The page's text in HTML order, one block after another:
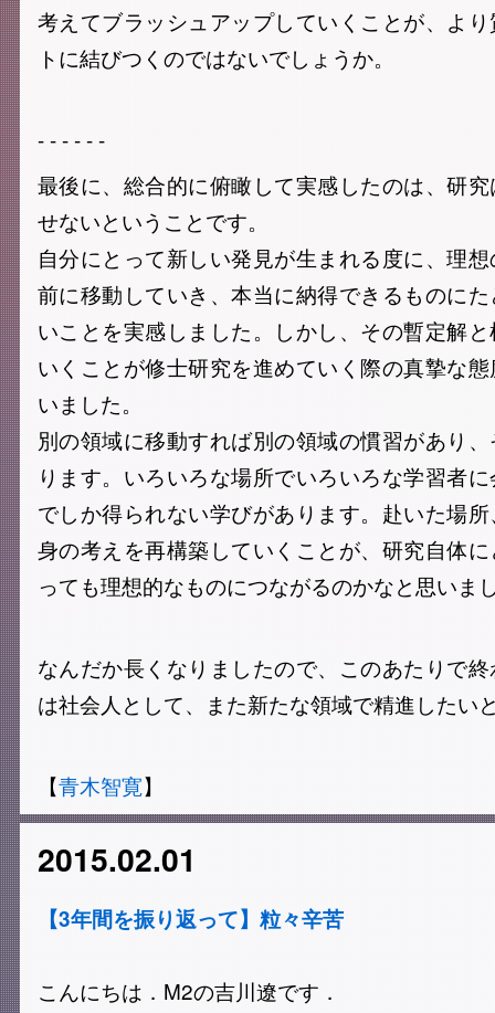
考えてブラッシュアップしていくことが、よ
トに結びつくのではないでしょうか。
- - - - - -
最後に、総合的に俯瞰して実感したのは、研
せないということです。
自分にとって新しい発見が生まれる度に、理
前に移動していき、本当に納得できるものに
いことを実感しました。しかし、その暫定解
いくことが修士研究を進めていく際の真摯な
いました。
別の領域に移動すれば別の領域の慣習があり
ります。いろいろな場所でいろいろな学習者
でしか得られない学びがあります。赴いた場
身の考えを再構築していくことが、研究自体
っても理想的なものにつながるのかなと思いま
なんだか長くなりましたので、このあたりで
は社会人として、また新たな領域で精進したい
【青木智寛】
2015.02.01
【3年間を振り返って】粒々辛苦
こんにちは．M2の吉川遼です．